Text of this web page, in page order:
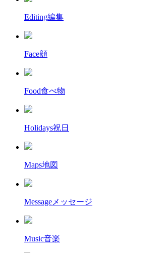
Editing編集
Face顔
Food食べ物
Holidays祝日
Maps地図
Message メッセージ
Music音楽